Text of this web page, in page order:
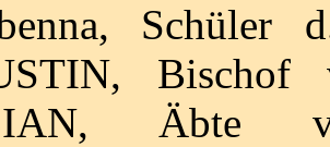
Schüler
Äbte